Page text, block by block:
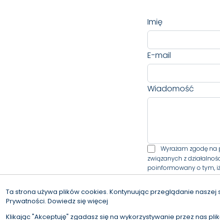
Imię
E-mail
Wiadomość
Wyrażam zgodę
związanych z
poinformowany o tym,
Ta strona używa plików cookies. Kontynuując przeglądanie
Prywatności. Dowiedz się więcej
Klikając "Akceptuję" zgadasz się na wykorzystywanie przez nas